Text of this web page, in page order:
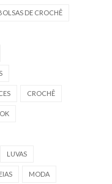
DE CROCHÊ
CROCHÊ
LUVAS
MODA